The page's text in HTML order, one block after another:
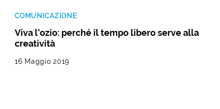
COMUNICAZIONE
Viva l’ozio: perché il tempo libero serve alla
creatività
16 Maggio 2019